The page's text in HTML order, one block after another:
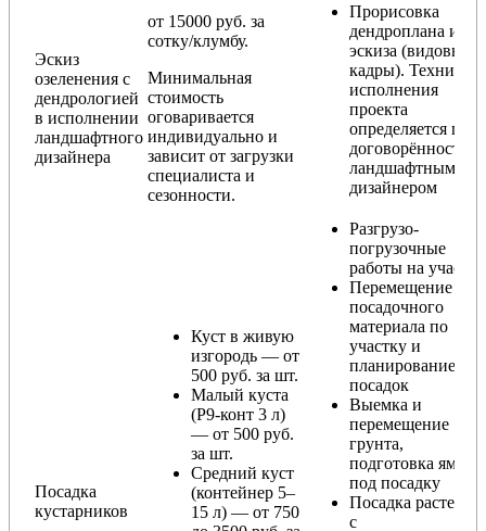
Эскиз
озеленения с
дендрологией
в исполнении
ландшафтного
дизайнера
от 15000 руб. за
сотку/клумбу.
Минимальная
стоимость
оговаривается
индивидуально и
зависит от загрузки
специалиста и
сезонности.
Прорисовка
дендроплана и
эскиза (видовые
кадры). Техника
исполнения
проекта
определяется по
договорённости с
ландшафтным
дизайнером
Посадка
кустарников
Куст в живую
изгородь — от
500 руб. за шт.
Малый куста
(Р9-конт 3 л)
— от 500 руб.
за шт.
Средний куст
(контейнер 5–
15 л) — от 750
Разгрузо-
погрузочные
работы на участке
Перемещение
посадочного
материала по
участку и
планирование
посадок
Выемка и
перемещение
грунта,
подготовка ямы
под посадку
Посадка растения
с